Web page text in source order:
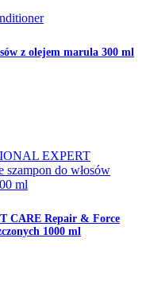
z olejem marula 300 ml
CARE Repair & Force
1000 ml